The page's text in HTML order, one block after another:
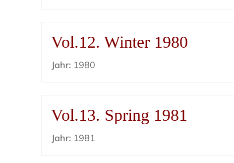
Vol.12. Winter 1980
Jahr: 1980
Vol.13. Spring 1981
Jahr: 1981